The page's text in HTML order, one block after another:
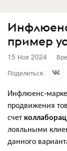
пример
15 Ноя 2024
Поделиться:
Инфлюенс-
продвижения
счет
лояльными
данного